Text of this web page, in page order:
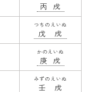
丙戌
戊戌
つちのえいぬ
庚戌
かのえいぬ
壬戌
みずのえいぬ